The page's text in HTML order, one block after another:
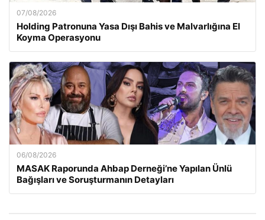
07/08/2026
Holding Patronuna Yasa Dışı Bahis ve Malvarlığına El
Koyma Operasyonu
06/08/2026
MASAK Raporunda Ahbap Derneği’ne Yapılan Ünlü
Bağışları ve Soruşturmanın Detayları